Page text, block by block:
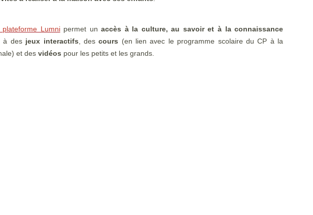
plateforme Lumnipermet unaccès à la culture, au savoir et à la connaissance
à des jeux interactifs , descours (en lien avec le programme scolaire du CP à la
et des vidéos pour les petits et les grands.